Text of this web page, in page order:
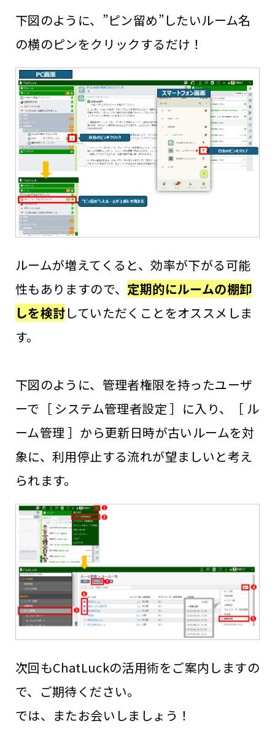
下図のように、”ピン留め”したいルーム名
の横のピンをクリックするだけ！
ルームが増えてくると、効率が下がる可能
性もありますので、 定期的にルームの棚卸
しを検討していただくことをオススメしま
す。
下図のように、管理者権限を持ったユーザ
ーで［ システム管理者設定 ］に入り、［ ル
ーム管理 ］から更新日時が古いルームを対
象に、利用停止する流れが望ましいと考え
られます。
次回もChatLuckの活用術をご案内しますの
で、ご期待ください。
では、またお会いしましょう！